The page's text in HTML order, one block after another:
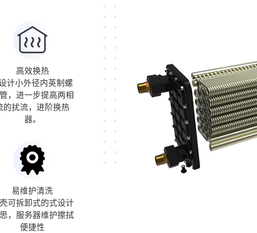
高效换热
计小外径内英制螺
，进一步提高两相
的扰流，进阶换热
器。
易维护清洗
可拆卸式的式设计
，服务器维护擦拭
便捷性